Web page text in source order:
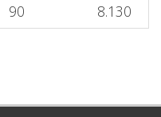
90 8.130